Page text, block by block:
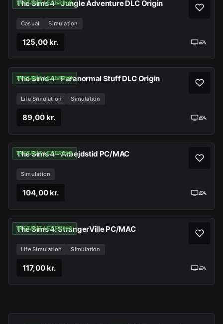
INSTANT LEVERING
The Sims 4 - Jungle Adventure DLC Origin
Casual Simulation
125,00 kr.
INSTANT LEVERING
The Sims 4 - Paranormal Stuff DLC Origin
Life Simulation Simulation
89,00 kr.
INSTANT LEVERING
The Sims 4 - Arbejdstid PC/MAC
Simulation
104,00 kr.
INSTANT LEVERING
The Sims 4: StrangerVille PC/MAC
Life Simulation Simulation
117,00 kr.